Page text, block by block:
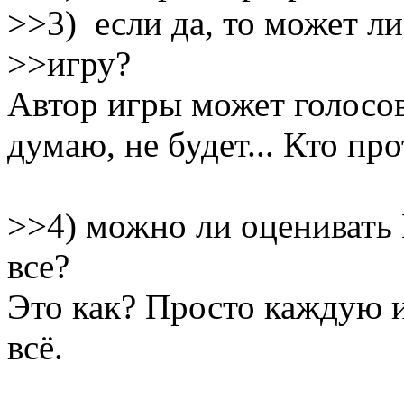
>>3) если да, то может ли
>>игру?
Автор игры может
думаю, не будет... Кто
>>4) можно ли
все?
Это как? Просто каждую
всё.